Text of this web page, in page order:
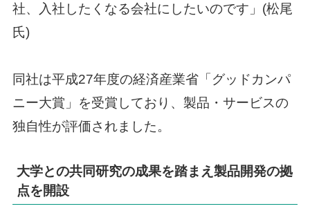
社、入社したくなる会社にしたいのです」(松尾
氏)
同社は平成27年度の経済産業省「グッドカンパ
ニー大賞」を受賞しており、製品・サービスの
独自性が評価されました。
大学との共同研究の成果を踏まえ製品開発の拠
点を開設